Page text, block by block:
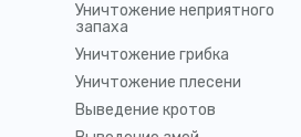
Уничтожение неприятного
запаха
Уничтожение грибка
Уничтожение плесени
Выведение кротов